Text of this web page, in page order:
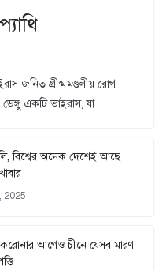
জনিত গ্রীষ্মমণ্ডলীয় রোগ
একটি ভাইরাস, যা
বিশ্বের অনেক দেশেই আছে
2025
আগেও চীনে যেসব মারণ